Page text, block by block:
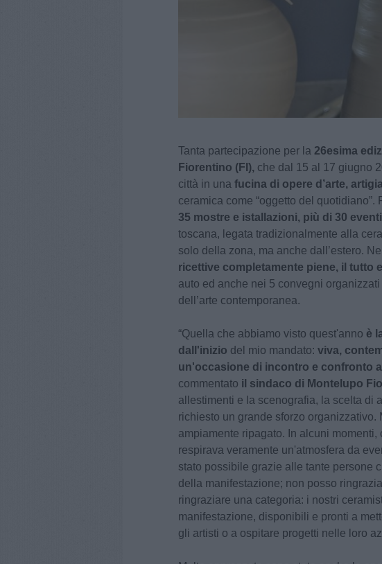
Tanta partecipazione per la 26esima
Fiorentino (FI), che dal 15 al 17 giugno
città in una fucina di opere d’arte,
ceramica come “oggetto del quotidiano”.
35 mostre e istallazioni, più di 30 eventi
toscana, legata tradizionalmente alla
solo della zona, ma anche dall’estero.
ricettive completamente piene, il tutto
auto ed anche nei 5 convegni
dell’arte contemporanea.
“Quella che abbiamo visto quest'anno è
dall'inizio del mio mandato: viva,
un'occasione di incontro e confronto
commentato il sindaco di Montelupo
allestimenti e la scenografia, la scelta di
richiesto un grande sforzo organizzativo.
ampiamente ripagato. In alcuni momenti,
respirava veramente un'atmosfera da
stato possibile grazie alle tante persone
della manifestazione; non posso
ringraziare una categoria: i nostri
manifestazione, disponibili e pronti a
gli artisti o a ospitare progetti nelle loro